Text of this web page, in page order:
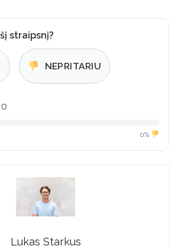
straipsnį?
NEPRITARIU
0%
Lukas Starkus